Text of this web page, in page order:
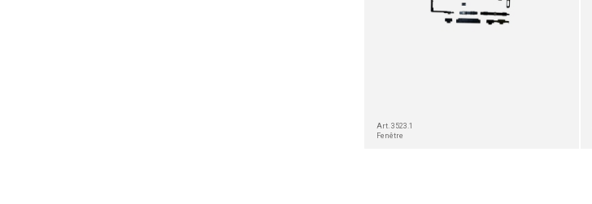
Art. 3523.1
Fenêtre